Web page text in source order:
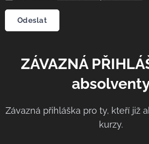
Odeslat
ZÁVAZNÁ
Závazná přihláška pro ty, kteří již
kurzy.